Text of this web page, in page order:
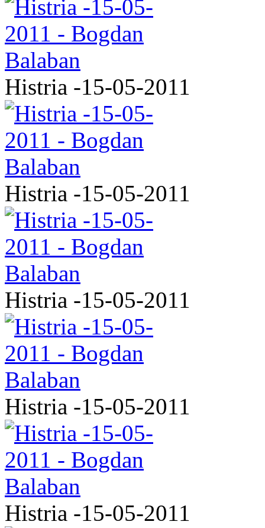
Histria -15-05-2011
Histria -15-05-2011
Histria -15-05-2011
Histria -15-05-2011
Histria -15-05-2011